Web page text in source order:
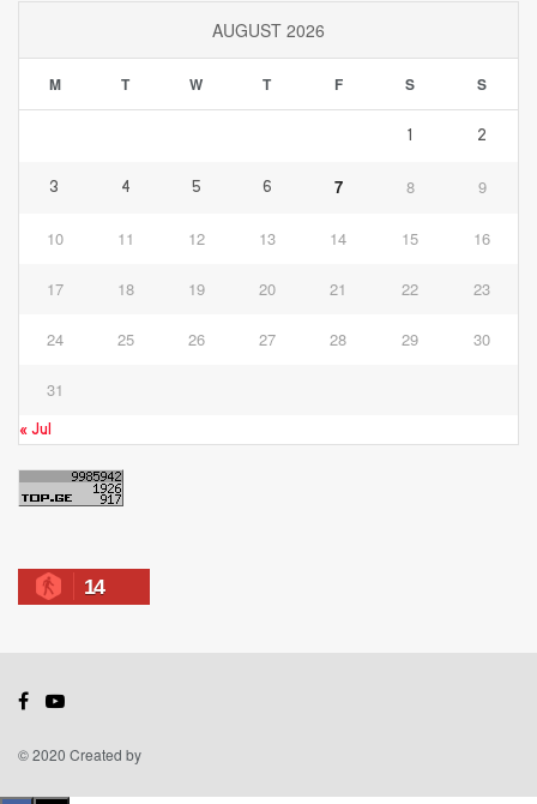
AUGUST 2026
M T W T F S S
1 2
3 4 5 6 7 8 9
10 11 12 13 14 15 16
17 18 19 20 21 22 23
24 25 26 27 28 29 30
31
« Jul
14
© 2020 Created by